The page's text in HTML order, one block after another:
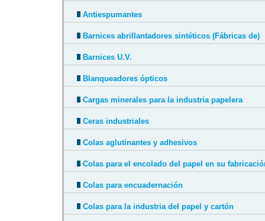
Antiespumantes
Barnices abrillantadores sintéticos (Fábricas de)
Barnices U.V.
Blanqueadores ópticos
Cargas minerales para la industria papelera
Ceras industriales
Colas aglutinantes y adhesivos
Colas para el encolado del papel en su
Colas para encuadernación
Colas para la industria del papel y cartón